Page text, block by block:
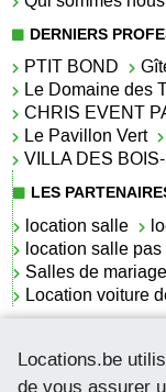
Locations.be
de vous assurer
DERNIERS
PTIT BOND
Le Domaine des
CHRIS EVENT
Le Pavillon Vert
VILLA DES
LES
location salle
location salle pas
Salles de mariage
Location voiture
La location de
La salle de